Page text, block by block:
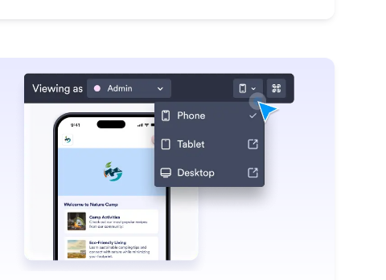
Saiba Mais : Preview Your Changes